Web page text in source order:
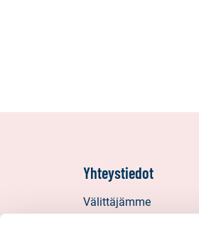
lomaosake
Yhteystiedot
Välittäjämme